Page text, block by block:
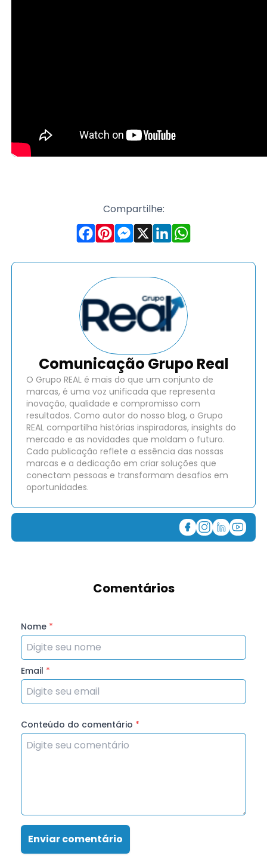
Compartilhe:
Comunicação Grupo Real
O Grupo REAL é mais do que um conjunto de
marcas, é uma voz unificada que representa
inovação, qualidade e compromisso com
resultados. Como autor do nosso blog, o Grupo
REAL compartilha histórias inspiradoras, insights do
mercado e as novidades que moldam o futuro.
Cada publicação reflete a essência das nossas
marcas e a dedicação em criar soluções que
conectam pessoas e transformam desafios em
oportunidades.
Comentários
Nome *
Email *
Conteúdo do comentário *
Enviar comentário